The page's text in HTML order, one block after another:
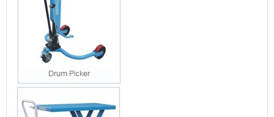
Bàn nâng điện siêu tải trọng 1 tấn 2 tấn nâng 1m7 giá rẻ
LIÊN KẾT WEBSITE
đại lý xe nâng giá rẻ